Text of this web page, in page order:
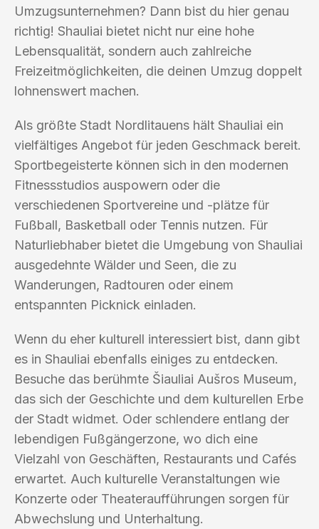
Umzugsunternehmen? Dann bist du hier genau
richtig! Shauliai bietet nicht nur eine hohe
Lebensqualität, sondern auch zahlreiche
Freizeitmöglichkeiten, die deinen Umzug doppelt
lohnenswert machen.
Als größte Stadt Nordlitauens hält Shauliai ein
vielfältiges Angebot für jeden Geschmack bereit.
Sportbegeisterte können sich in den modernen
Fitnessstudios auspowern oder die
verschiedenen Sportvereine und -plätze für
Fußball, Basketball oder Tennis nutzen. Für
Naturliebhaber bietet die Umgebung von Shauliai
ausgedehnte Wälder und Seen, die zu
Wanderungen, Radtouren oder einem
entspannten Picknick einladen.
Wenn du eher kulturell interessiert bist, dann gibt
es in Shauliai ebenfalls einiges zu entdecken.
Besuche das berühmte Šiauliai Aušros Museum,
das sich der Geschichte und dem kulturellen Erbe
der Stadt widmet. Oder schlendere entlang der
lebendigen Fußgängerzone, wo dich eine
Vielzahl von Geschäften, Restaurants und Cafés
erwartet. Auch kulturelle Veranstaltungen wie
Konzerte oder Theateraufführungen sorgen für
Abwechslung und Unterhaltung.